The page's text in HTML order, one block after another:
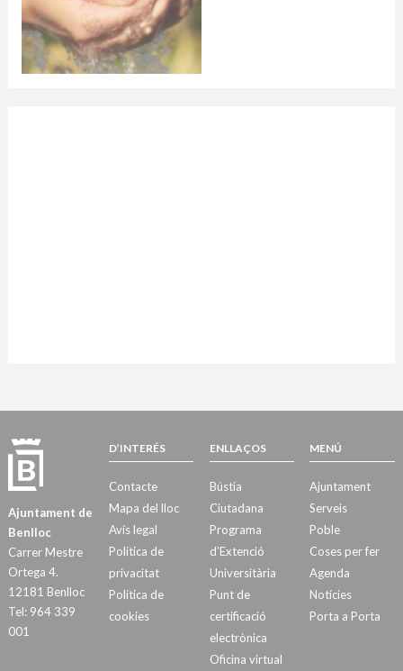
Ajuntament de
Benlloc
Carrer Mestre
Ortega 4.
12181 Benlloc
Tel: 964 339
001
D’INTERÉS
Contacte
Mapa del lloc
Avís legal
Política de
privacitat
Política de
cookies
ENLLAÇOS
Bústia
Ciutadana
Programa
d’Extenció
Universitària
Punt de
certificació
electrònica
Oficina virtual
MENÚ
Ajuntament
Serveis
Poble
Coses per fer
Agenda
Notícies
Porta a Porta